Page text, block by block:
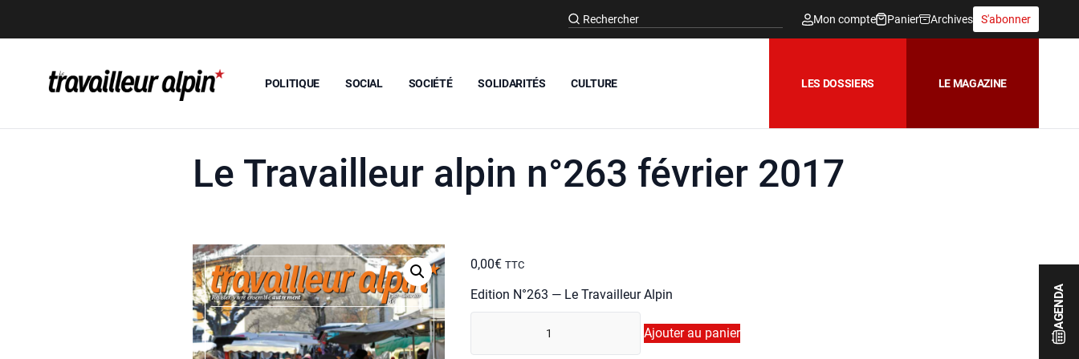
AGENDA
Mon compte Panier Archives S'abonner
POLITIQUE SOCIAL SOCIÉTÉ SOLIDARITÉS CULTURE LES DOSSIERS LE MAGAZINE
Le Travailleur alpin n°263 février 2017
0,00€ TTC
Edi­tion N°263 — Le Tra­vailleur Alpin
Ajouter au panier